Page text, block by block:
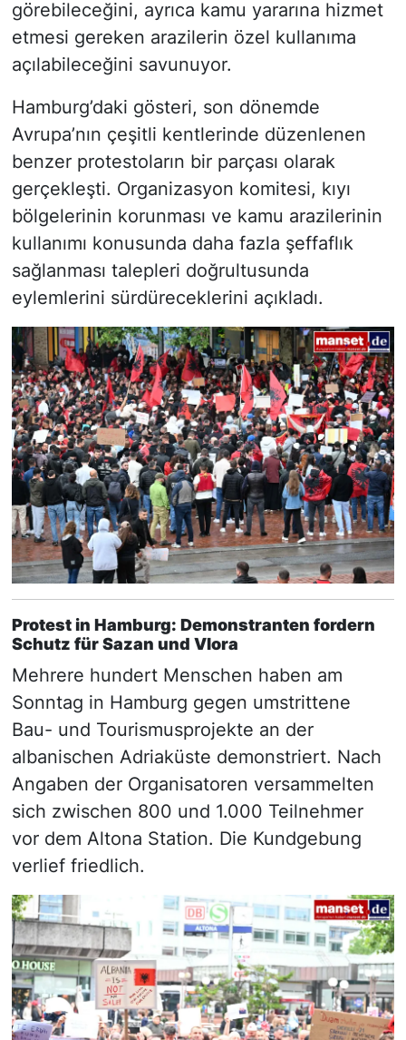
görebileceğini, ayrıca kamu yararına hizmet
etmesi gereken arazilerin özel kullanıma
açılabileceğini savunuyor.
Hamburg’daki gösteri, son dönemde
Avrupa’nın çeşitli kentlerinde düzenlenen
benzer protestoların bir parçası olarak
gerçekleşti. Organizasyon komitesi, kıyı
bölgelerinin korunması ve kamu arazilerinin
kullanımı konusunda daha fazla şeffaflık
sağlanması talepleri doğrultusunda
eylemlerini sürdüreceklerini açıkladı.
Protest in Hamburg: Demonstranten fordern
Schutz für Sazan und Vlora
Mehrere hundert Menschen haben am
Sonntag in Hamburg gegen umstrittene
Bau- und Tourismusprojekte an der
albanischen Adriaküste demonstriert. Nach
Angaben der Organisatoren versammelten
sich zwischen 800 und 1.000 Teilnehmer
vor dem Altona Station. Die Kundgebung
verlief friedlich.